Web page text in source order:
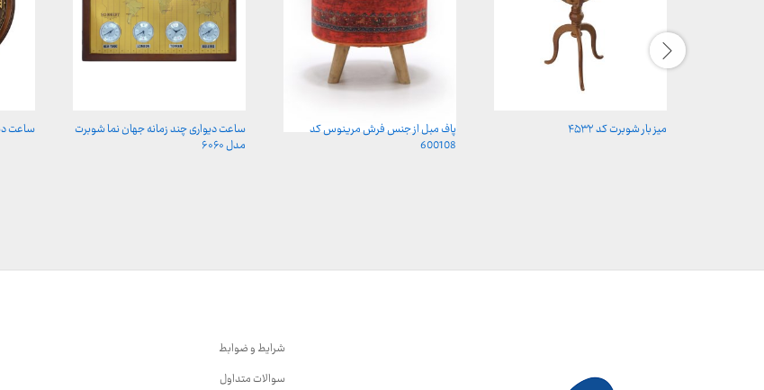
میز بار شوبرت کد ۴۵۳۲
پاف مبل از جنس فرش مرینوس کد
600108
ساعت دیواری چند زمانه جهان نما شوبرت
مدل ۶۰۶۰
ساعت
شرایط و ضوابط
سوالات متداول